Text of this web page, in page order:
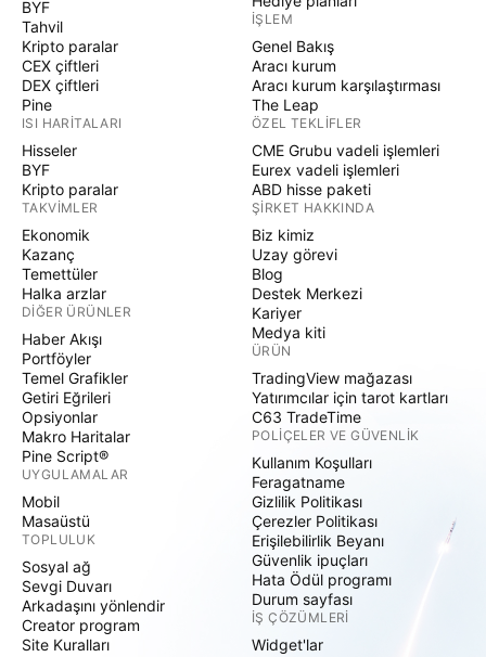
BYF
Tahvil
Kripto paralar
CEX çiftleri
DEX çiftleri
Pine
ISI HARITALARI
Hisseler
BYF
Kripto paralar
TAKVIMLER
Ekonomik
Kazanç
Temettüler
Halka arzlar
DIĞER ÜRÜNLER
Haber Akışı
Portföyler
Temel Grafikler
Getiri Eğrileri
Opsiyonlar
Makro Haritalar
Pine Script®
UYGULAMALAR
Mobil
Masaüstü
TOPLULUK
Sosyal ağ
Sevgi Duvarı
Arkadaşını yönlendir
Creator program
Site Kuralları
İŞLEM
Genel Bakış
Aracı kurum
Aracı kurum karşılaştırması
The Leap
ÖZEL TEKLIFLER
CME Grubu vadeli işlemleri
Eurex vadeli işlemleri
ABD hisse paketi
ŞIRKET HAKKINDA
Biz kimiz
Uzay görevi
Blog
Destek Merkezi
Kariyer
Medya kiti
ÜRÜN
TradingView mağazası
Yatırımcılar için tarot kartları
C63 TradeTime
POLIÇELER VE GÜVENLIK
Kullanım Koşulları
Feragatname
Gizlilik Politikası
Çerezler Politikası
Erişilebilirlik Beyanı
Güvenlik ipuçları
Hata Ödül programı
Durum sayfası
İŞ ÇÖZÜMLERI
Widget'lar